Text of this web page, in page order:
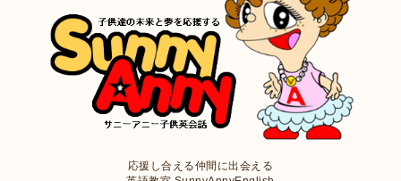
応援し合える仲間に出会える